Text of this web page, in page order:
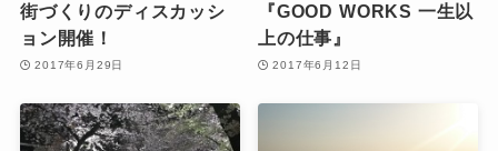
街づくりのディスカッシ
ョン開催！
2017年6月29日
『GOOD WORKS 一生以
上の仕事』
2017年6月12日